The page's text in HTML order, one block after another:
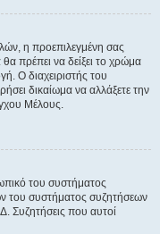
η προεπιλεγμένη σας
πρέπει να δείξει το χρώμα
Ο διαχειριστής του
δικαίωμα να αλλάξετε την
Μέλους.
του συστήματος
του συστήματος συζητήσεων
Συζητήσεις που αυτοί